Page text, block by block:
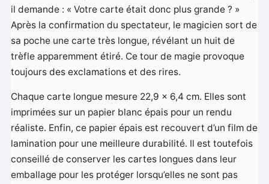
il demande : « Votre carte était donc plus grande ? »
Après la confirmation du spectateur, le magicien sort de
sa poche une carte très longue, révélant un huit de
trèfle apparemment étiré. Ce tour de magie provoque
toujours des exclamations et des rires.
Chaque carte longue mesure 22,9 x 6,4 cm. Elles sont
imprimées sur un papier blanc épais pour un rendu
réaliste. Enfin, ce papier épais est recouvert d’un film de
lamination pour une meilleure durabilité. Il est toutefois
conseillé de conserver les cartes longues dans leur
emballage pour les protéger lorsqu’elles ne sont pas